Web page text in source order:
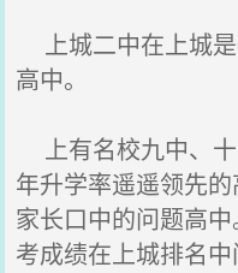
上城二中在上城
高中。
上有名校九中、
年升学率遥遥领先
家长口中的问题高
考成绩在上城排名中